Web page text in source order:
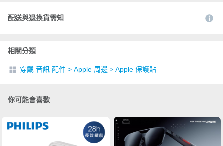
配送與退換貨需知
相關分類
穿戴 音訊 配件 > Apple 周邊 > Apple 保護貼
你可能會喜歡